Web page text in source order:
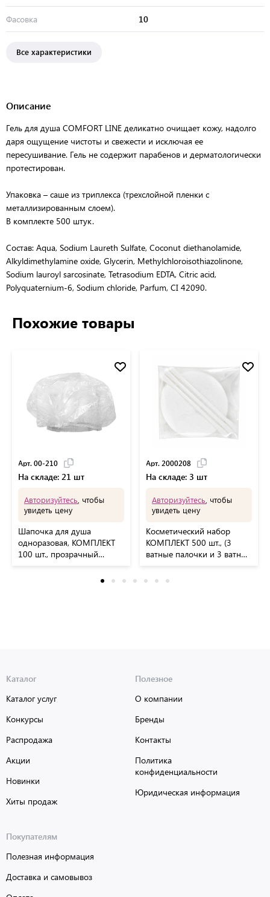
Фасовка 10
Все характеристики
Описание
Гель для душа COMFORT LINE деликатно очищает кожу, надолго
даря ощущение чистоты и свежести и исключая ее
пересушивание. Гель не содержит парабенов и дерматологически
протестирован.
Упаковка – саше из триплекса (трехслойной пленки с
металлизированным слоем).
В комплекте 500 штук.
Состав: Aqua, Sodium Laureth Sulfate, Coconut diethanolamide,
Alkyldimethylamine oxide, Glycerin, Methylchloroisothiazolinone,
Sodium lauroyl sarcosinate, Tetrasodium EDTA, Citric acid,
Polyquaternium-6, Sodium chloride, Parfum, CI 42090.
Похожие товары
Арт. 00-210
На складе: 21 шт
Авторизуйтесь , чтобы
увидеть цену
Шапочка для душа
одноразовая, КОМПЛЕКТ
100 шт., прозрачный
Арт. 2000208
На складе: 3 шт
Авторизуйтесь , чтобы
увидеть цену
Косметический набор
КОМПЛЕКТ 500 шт., (3
ватные палочки и 3 ватных
Каталог
Каталог услуг
Конкурсы
Распродажа
Акции
Новинки
Хиты продаж
Полезное
О компании
Бренды
Контакты
Политика
конфиденциальности
Юридическая информация
Покупателям
Полезная информация
Доставка и самовывоз